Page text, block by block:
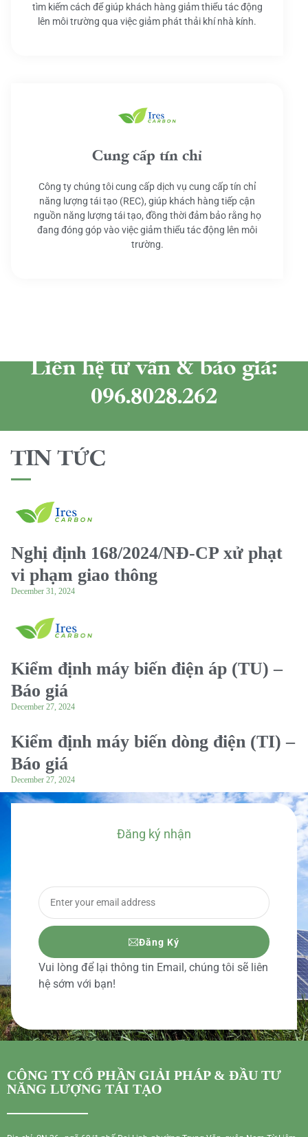
tìm kiếm cách để giúp khách hàng giảm thiểu tác động
lên môi trường qua việc giảm phát thải khí nhà kính.
Cung cấp tín chỉ
Công ty chúng tôi cung cấp dịch vụ cung cấp tín chỉ
năng lượng tái tạo (REC), giúp khách hàng tiếp cận
nguồn năng lượng tái tạo, đồng thời đảm bảo rằng họ
đang đóng góp vào việc giảm thiểu tác động lên môi
trường.
Liên hệ tư vấn & báo giá:
096.8028.262
TIN TỨC
Nghị định 168/2024/NĐ-CP xử phạt
vi phạm giao thông
December 31, 2024
Kiểm định máy biến điện áp (TU) –
Báo giá
December 27, 2024
Kiểm định máy biến dòng điện (TI) –
Báo giá
December 27, 2024
Đăng ký nhận
Đăng Ký
Vui lòng để lại thông tin Email, chúng tôi sẽ liên
hệ sớm với bạn!
CÔNG TY CỔ PHẦN GIẢI PHÁP & ĐẦU TƯ
NĂNG LƯỢNG TÁI TẠO